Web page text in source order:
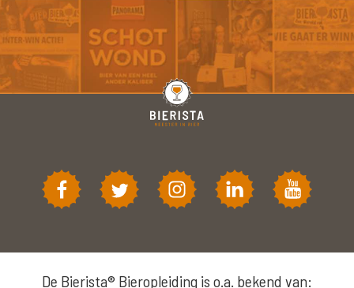
De Bierista® Bieropleiding is o.a. bekend van: